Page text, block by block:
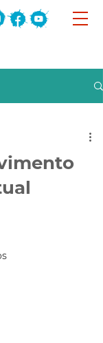
5 estrelas.